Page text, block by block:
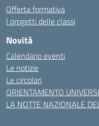
Offerta formativa
I progetti delle classi
Novità
Calendario eventi
Le notizie
Le circolari
ORIENTAMENTO
LA NOTTE NAZIONALE